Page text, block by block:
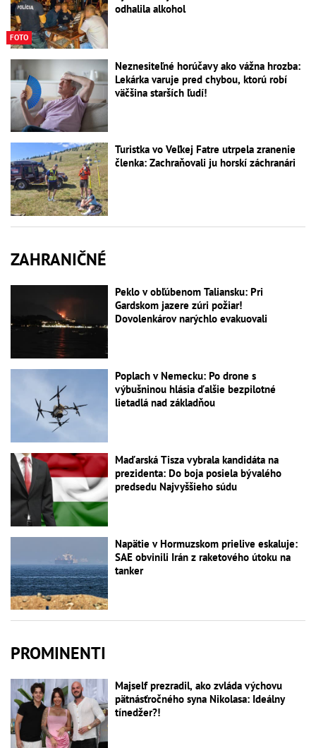
FOTO
odhalila alkohol
Neznesiteľné horúčavy ako vážna hrozba:
Lekárka varuje pred chybou, ktorú robí
väčšina starších ľudí!
Turistka vo Veľkej Fatre utrpela zranenie
členka: Zachraňovali ju horskí záchranári
ZAHRANIČNÉ
Peklo v obľúbenom Taliansku: Pri
Gardskom jazere zúri požiar!
Dovolenkárov narýchlo evakuovali
Poplach v Nemecku: Po drone s
výbušninou hlásia ďalšie bezpilotné
lietadlá nad základňou
Maďarská Tisza vybrala kandidáta na
prezidenta: Do boja posiela bývalého
predsedu Najvyššieho súdu
Napätie v Hormuzskom prielive eskaluje:
SAE obvinili Irán z raketového útoku na
tanker
PROMINENTI
Majself prezradil, ako zvláda výchovu
pätnásťročného syna Nikolasa: Ideálny
tínedžer?!